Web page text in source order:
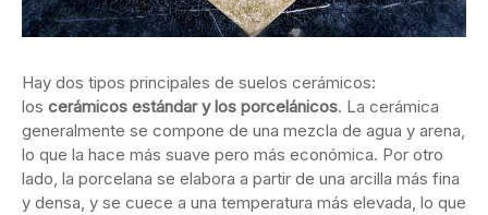
Hay dos tipos principales de suelos cerámicos:
los cerámicos estándar y los porcelánicos. La cerámica
generalmente se compone de una mezcla de agua y arena,
lo que la hace más suave pero más económica. Por otro
lado, la porcelana se elabora a partir de una arcilla más fina
y densa, y se cuece a una temperatura más elevada, lo que